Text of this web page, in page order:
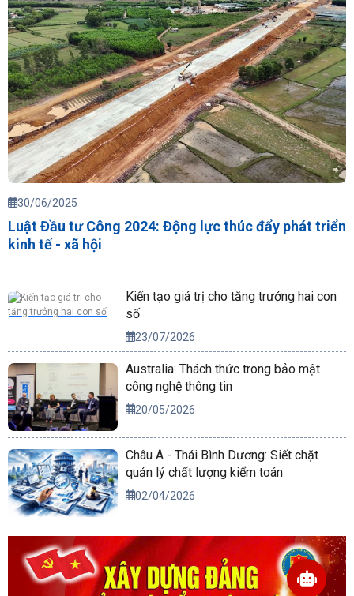
30/06/2025
Luật Đầu tư Công 2024: Động lực thúc đẩy phát triển
kinh tế - xã hội
Kiến tạo giá trị cho tăng trưởng hai con
số
23/07/2026
Australia: Thách thức trong bảo mật
công nghệ thông tin
20/05/2026
Châu Á - Thái Bình Dương: Siết chặt
quản lý chất lượng kiểm toán
02/04/2026